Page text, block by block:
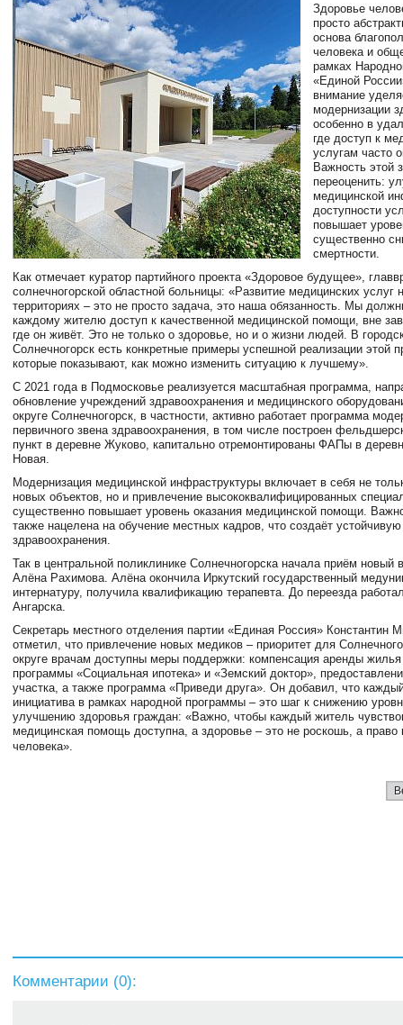
Здоровье
просто
основа
человека и
рамках
«Единой
внимание
модернизации
особенно в
где доступ к
услугам часто
Важность этой
переоценить:
медицинской
доступности
повышает
существенно
смертности.
Как отмечает куратор партийного проекта «Здоровое будущее»,
солнечногорской областной больницы: «Развитие медицинских услуг
территориях – это не просто задача, это наша обязанность. Мы
каждому жителю доступ к качественной медицинской помощи, вне
где он живёт. Это не только о здоровье, но и о жизни людей. В
Солнечногорск есть конкретные примеры успешной реализации этой
которые показывают, как можно изменить ситуацию к лучшему».
С 2021 года в Подмосковье реализуется масштабная программа,
обновление учреждений здравоохранения и медицинского
округе Солнечногорск, в частности, активно работает программа
первичного звена здравоохранения, в том числе построен
пункт в деревне Жуково, капитально отремонтированы ФАПы в
Новая.
Модернизация медицинской инфраструктуры включает в себя не
новых объектов, но и привлечение высококвалифицированных
существенно повышает уровень оказания медицинской помощи.
также нацелена на обучение местных кадров, что создаёт
здравоохранения.
Так в центральной поликлинике Солнечногорска начала приём новый
Алёна Рахимова. Алёна окончила Иркутский государственный
интернатуру, получила квалификацию терапевта. До переезда
Ангарска.
Секретарь местного отделения партии «Единая Россия» Константин
отметил, что привлечение новых медиков – приоритет для
округе врачам доступны меры поддержки: компенсация аренды
программы «Социальная ипотека» и «Земский доктор»,
участка, а также программа «Приведи друга». Он добавил, что
инициатива в рамках народной программы – это шаг к снижению
улучшению здоровья граждан: «Важно, чтобы каждый житель
медицинская помощь доступна, а здоровье – это не роскошь, а право
человека».
Комментарии (0):